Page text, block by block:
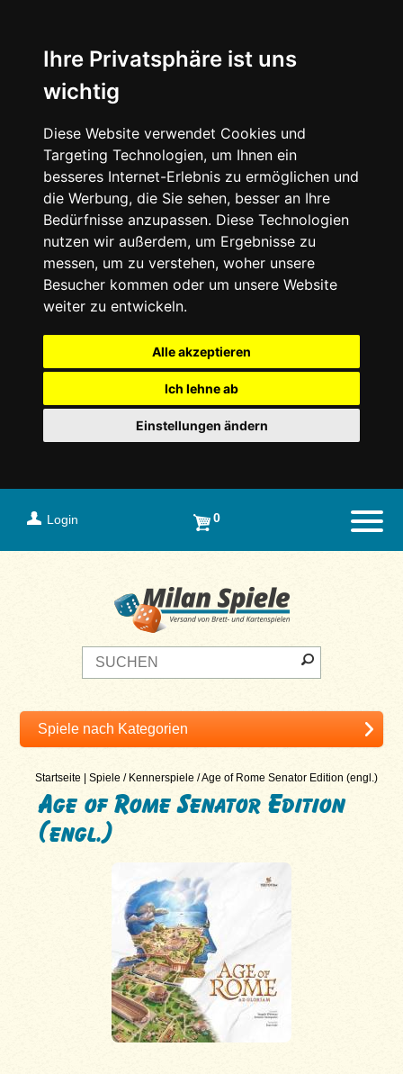
Ihre Privatsphäre ist uns
wichtig
Diese Website verwendet Cookies und
Targeting Technologien, um Ihnen ein
besseres Internet-Erlebnis zu ermöglichen und
die Werbung, die Sie sehen, besser an Ihre
Bedürfnisse anzupassen. Diese Technologien
nutzen wir außerdem, um Ergebnisse zu
messen, um zu verstehen, woher unsere
Besucher kommen oder um unsere Website
weiter zu entwickeln.
Alle akzeptieren
Ich lehne ab
Einstellungen ändern
Login 0
Startseite |Spiele / Kennerspiele /Age of Rome Senator Edition (engl.)
Age of Rome Senator Edition
(engl.)